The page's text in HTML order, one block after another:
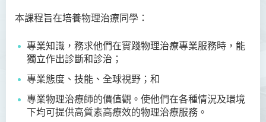
本課程旨在培養物理治療同學：
專業知識，務求他們在實踐物理治療專業服務時，能
獨立作出診斷和診治；
專業態度、技能、全球視野；和
專業物理治療師的價值觀。使他們在各種情況及環境
下均可提供高質素高療效的物理治療服務。
語言及文化（榮譽）文學士
語文及通識（榮譽）文學士
翻譯科技（榮譽）文學士
工商管理（榮譽）學士